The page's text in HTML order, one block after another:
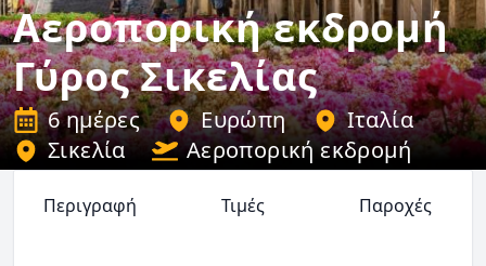
Αεροπορική εκδρομή
Γύρος Σικελίας
6 ημέρες Ευρώπη
Ιταλία
Σικελία
Αεροπορική εκδρομή
Περιγραφή Τιμές Παροχές